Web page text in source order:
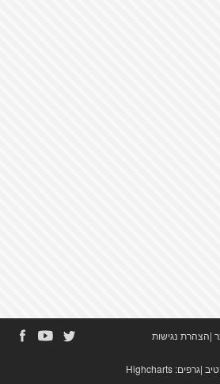
|הצהרת נגישות
|גרפים: Highcharts